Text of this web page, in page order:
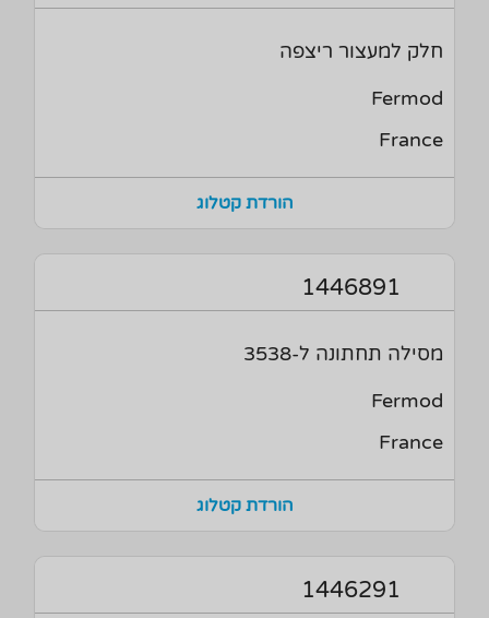
חלק למעצור ריצפה
Fermod
France
הורדת קטלוג
1446891
מסילה תחתונה ל-3538
Fermod
France
הורדת קטלוג
1446291